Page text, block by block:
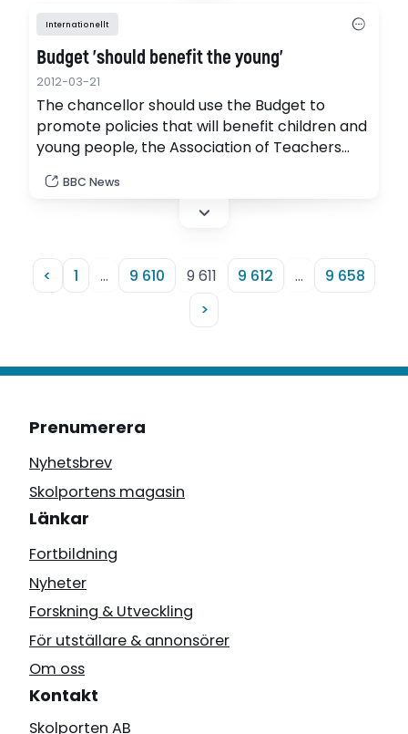
Internationellt
Budget 'should benefit the young'
2012-03-21
The chancellor should use the Budget to
promote policies that will benefit children and
young people, the Association of Teachers
BBC News
< 1 … 9 610 9 611 9 612 …
9 658
>
Prenumerera
Nyhetsbrev
Skolportens magasin
Länkar
Fortbildning
Nyheter
Forskning & Utveckling
För utställare & annonsörer
Om oss
Kontakt
Skolporten AB